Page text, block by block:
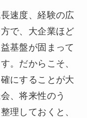
速度、経験の広
で、大企業ほど
基盤が固まって
。だからこそ、
にすることが大
、将来性のう
理しておくと、